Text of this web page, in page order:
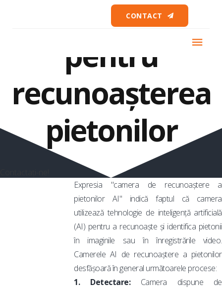
CONTACT
Cameră AI
pentru
recunoașterea
pietonilor
Expresia "camera de recunoaștere a
pietonilor AI" indică faptul că camera
utilizează tehnologie de inteligență artificială
(AI) pentru a recunoaște și identifica pietonii
în imaginile sau în înregistrările video.
Camerele AI de recunoaștere a pietonilor
desfășoară în general următoarele procese:
1. Detectare: Camera dispune de